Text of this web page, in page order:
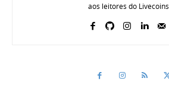
aos leitores do Livecoins.